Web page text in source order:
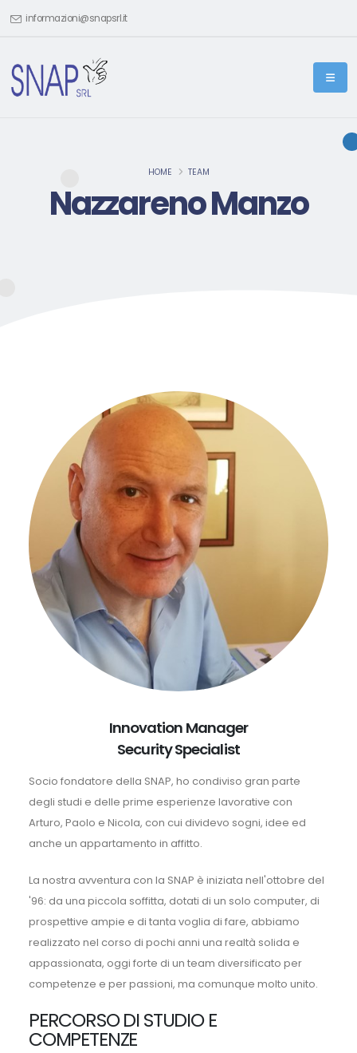
informazioni@snapsrl.it
HOME TEAM
Nazzareno Manzo
Innovation Manager
Security Specialist
Socio fondatore della SNAP, ho condiviso gran parte
degli studi e delle prime esperienze lavorative con
Arturo, Paolo e Nicola, con cui dividevo sogni, idee ed
anche un appartamento in affitto.
La nostra avventura con la SNAP è iniziata nell'ottobre del
'96: da una piccola soffitta, dotati di un solo computer, di
prospettive ampie e di tanta voglia di fare, abbiamo
realizzato nel corso di pochi anni una realtà solida e
appassionata, oggi forte di un team diversificato per
competenze e per passioni, ma comunque molto unito.
PERCORSO DI STUDIO E
COMPETENZE